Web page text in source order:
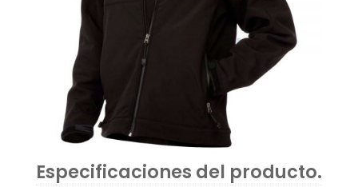
Especificaciones del producto.